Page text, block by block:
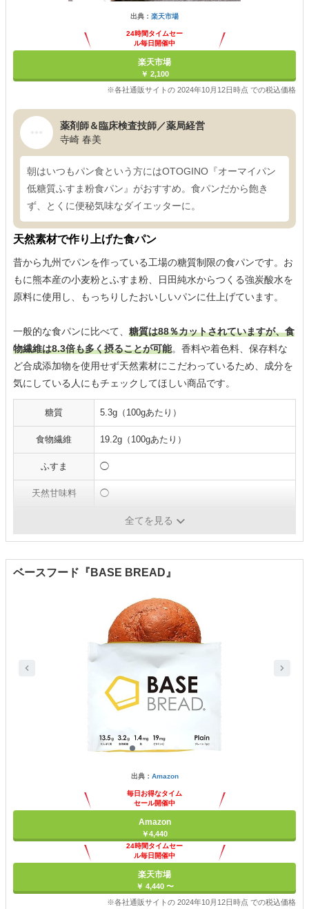
出典： 楽天市場
24時間タイムセー
ル毎日開催中
楽天市場
￥ 2,100
※各社通販サイトの 2024年10月12日時点 での税込価格
薬剤師＆臨床検査技師／薬局経営
寺崎 春美
朝はいつもパン食という方にはOTOGINO『オーマイパン
低糖質ふすま粉食パン』がおすすめ。食パンだから飽き
ず、とくに便秘気味なダイエッターに。
天然素材で作り上げた食パン
昔から九州でパンを作っている工場の糖質制限の食パンです。お
もに熊本産の小麦粉とふすま粉、日田純水からつくる強炭酸水を
原料に使用し、もっちりしたおいしいパンに仕上げています。
一般的な食パンに比べて、 糖質は88％カットされていますが、食
物繊維は8.3倍も多く摂ることが可能。香料や着色料、保存料な
ど合成添加物を使用せず天然素材にこだわっているため、成分を
気にしている人にもチェックしてほしい商品です。
糖質 5.3g（100gあたり）
食物繊維 19.2g（100gあたり）
ふすま ◯
天然甘味料 ◯
商品到着後、30日以上
全てを見る
ベースフード『BASE BREAD』
出典： Amazon
毎日お得なタイム
セール開催中
Amazon
￥4,440
24時間タイムセー
ル毎日開催中
楽天市場
￥ 4,440 〜
※各社通販サイトの 2024年10月12日時点 での税込価格